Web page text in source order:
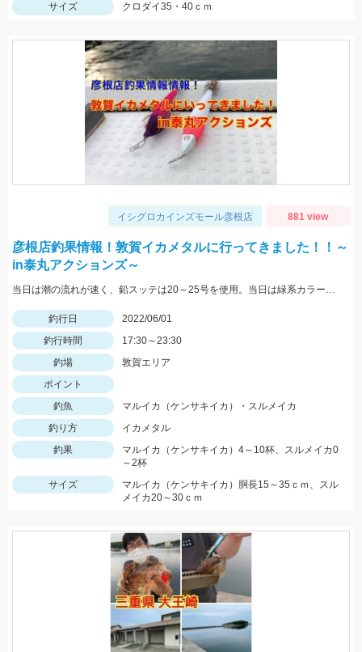
サイズ
クロダイ35・40ｃｍ
イシグロカインズモール彦根店 881 view
彦根店釣果情報！敦賀イカメタルに行ってきました！！～
in泰丸アクションズ～
当日は潮の流れが速く、鉛スッテは20～25号を使用。当日は緑系カラーのスッテやエギに好反応。
釣行日
2022/06/01
釣行時間
17:30～23:30
釣場
敦賀エリア
ポイント
釣魚
マルイカ（ケンサキイカ）・スルメイカ
釣り方
イカメタル
釣果
マルイカ（ケンサキイカ）4～10杯、スルメイカ0
～2杯
サイズ
マルイカ（ケンサキイカ）胴長15～35ｃｍ、スル
メイカ20～30ｃｍ